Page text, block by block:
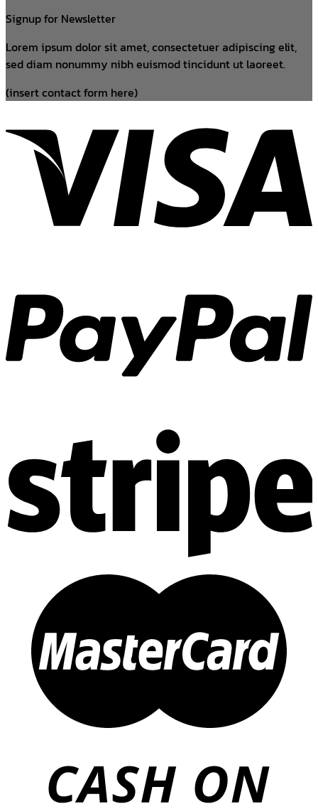
Signup for Newsletter
Lorem ipsum dolor sit amet, consectetuer adipiscing elit,
sed diam nonummy nibh euismod tincidunt ut laoreet.
(insert contact form here)